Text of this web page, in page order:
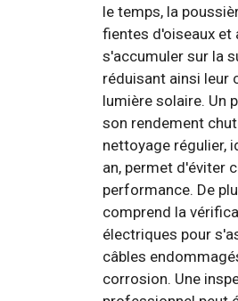
le temps, la
fientes d'oiseaux et
s'accumuler sur la
réduisant ainsi leur
lumière solaire. Un
son rendement
nettoyage régulier,
an, permet d'éviter
performance. De
comprend la
électriques pour
câbles
corrosion. Une